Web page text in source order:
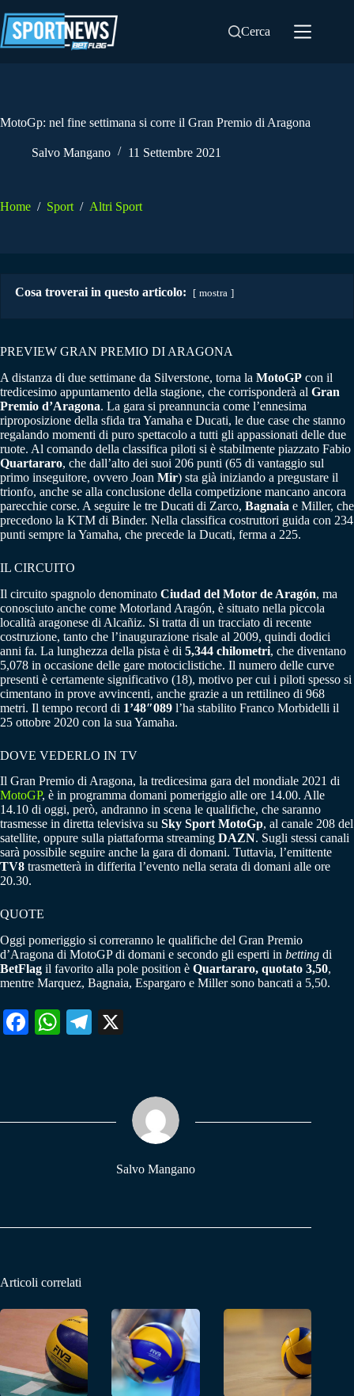
al
contenuto
Cerca
MotoGp: nel fine settimana si corre il Gran Premio di Aragona
Salvo Mangano 11 Settembre 2021
Home / Sport / Altri Sport
Cosa troverai in questo articolo: mostra
PREVIEW GRAN PREMIO DI ARAGONA
A distanza di due settimane da Silverstone, torna la MotoGP con il
tredicesimo appuntamento della stagione, che corrisponderà al Gran
Premio d’Aragona. La gara si preannuncia come l’ennesima
riproposizione della sfida tra Yamaha e Ducati, le due case che stanno
regalando momenti di puro spettacolo a tutti gli appassionati delle due
ruote. Al comando della classifica piloti si è stabilmente piazzato Fabio
Quartararo, che dall’alto dei suoi 206 punti (65 di vantaggio sul
primo inseguitore, ovvero Joan Mir) sta già iniziando a pregustare il
trionfo, anche se alla conclusione della competizione mancano ancora
parecchie corse. A seguire le tre Ducati di Zarco, Bagnaia e Miller, che
precedono la KTM di Binder. Nella classifica costruttori guida con 234
punti sempre la Yamaha, che precede la Ducati, ferma a 225.
IL CIRCUITO
Il circuito spagnolo denominato Ciudad del Motor de Aragón, ma
conosciuto anche come Motorland Aragón, è situato nella piccola
località aragonese di Alcañiz. Si tratta di un tracciato di recente
costruzione, tanto che l’inaugurazione risale al 2009, quindi dodici
anni fa. La lunghezza della pista è di 5,344 chilometri, che diventano
5,078 in occasione delle gare motociclistiche. Il numero delle curve
presenti è certamente significativo (18), motivo per cui i piloti spesso si
cimentano in prove avvincenti, anche grazie a un rettilineo di 968
metri. Il tempo record di 1’48″089 l’ha stabilito Franco Morbidelli il
25 ottobre 2020 con la sua Yamaha.
DOVE VEDERLO IN TV
Il Gran Premio di Aragona, la tredicesima gara del mondiale 2021 di
MotoGP, è in programma domani pomeriggio alle ore 14.00. Alle
14.10 di oggi, però, andranno in scena le qualifiche, che saranno
trasmesse in diretta televisiva su Sky Sport MotoGp, al canale 208 del
satellite, oppure sulla piattaforma streaming DAZN. Sugli stessi canali
sarà possibile seguire anche la gara di domani. Tuttavia, l’emittente
TV8 trasmetterà in differita l’evento nella serata di domani alle ore
20.30.
QUOTE
Oggi pomeriggio si correranno le qualifiche del Gran Premio
d’Aragona di MotoGP di domani e secondo gli esperti in betting di
BetFlag il favorito alla pole position è Quartararo, quotato 3,50,
mentre Marquez, Bagnaia, Espargaro e Miller sono bancati a 5,50.
Fa W
pp
Te
m
Salvo Mangano
Articoli correlati